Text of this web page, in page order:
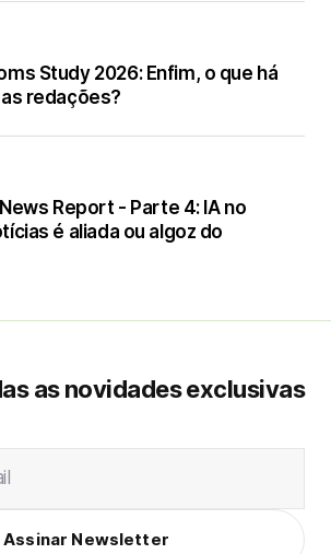
Study 2026: Enfim, o que há
redações?
Report - Parte 4: IA no
é aliada ou algoz do
as novidades exclusivas
Assinar Newsletter